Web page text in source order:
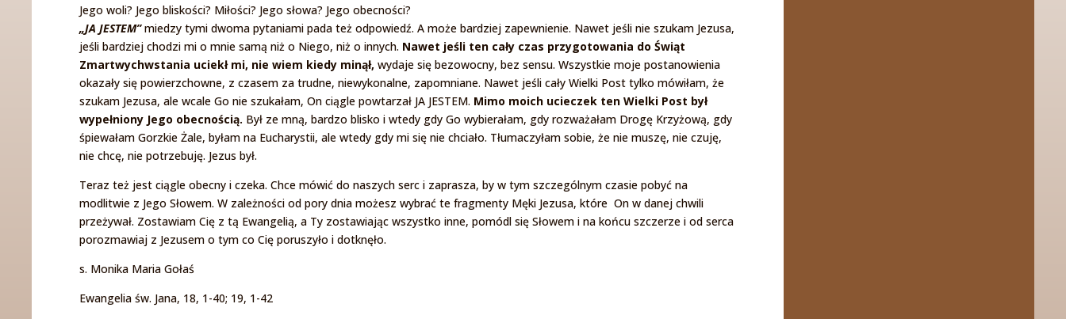
Jego woli? Jego bliskości? Miłości? Jego słowa? Jego obecności?
„JA JESTEM”miedzy tymi dwoma pytaniami pada też odpowiedź. A może bardziej zapewnienie. Nawet jeśli nie szukam Jezusa,
jeśli bardziej chodzi mi o mnie samą niż o Niego, niż o innych. Nawet jeśli ten cały czas przygotowania do Świąt
Zmartwychwstania uciekł mi, nie wiem kiedy minął, wydaje się bezowocny, bez sensu. Wszystkie moje postanowienia
okazały się powierzchowne, z czasem za trudne, niewykonalne, zapomniane. Nawet jeśli cały Wielki Post tylko mówiłam, że
szukam Jezusa, ale wcale Go nie szukałam, On ciągle powtarzał JA JESTEM. Mimo moich ucieczek ten Wielki Post był
wypełniony Jego obecnością. Był ze mną, bardzo blisko i wtedy gdy Go wybierałam, gdy rozważałam Drogę Krzyżową, gdy
śpiewałam Gorzkie Żale, byłam na Eucharystii, ale wtedy gdy mi się nie chciało. Tłumaczyłam sobie, że nie muszę, nie czuję,
nie chcę, nie potrzebuję. Jezus był.
Teraz też jest ciągle obecny i czeka. Chce mówić do naszych serc i zaprasza, by w tym szczególnym czasie pobyć na
modlitwie z Jego Słowem. W zależności od pory dnia możesz wybrać te fragmenty Męki Jezusa, które On w danej chwili
przeżywał. Zostawiam Cię z tą Ewangelią, a Ty zostawiając wszystko inne, pomódl się Słowem i na końcu szczerze i od serca
porozmawiaj z Jezusem o tym co Cię poruszyło i dotknęło.
s. Monika Maria Gołaś
Ewangelia św. Jana, 18, 1-40; 19, 1-42